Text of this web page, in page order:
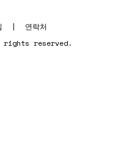
|
연락처
rights reserved.